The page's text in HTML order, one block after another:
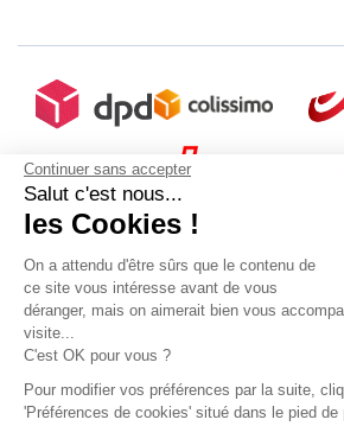
Continuer sans accepter
Salut c'est nous...
les Cookies !
On a attendu d'être sûrs que le contenu de
ce site vous intéresse avant de vous
déranger, mais on aimerait bien vous
visite...
C'est OK pour vous ?
Pour modifier vos préférences par la suite,
'Préférences de cookies' situé dans le pied de